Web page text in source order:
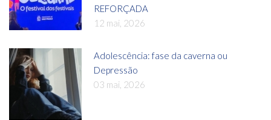
REFORÇADA
12 mai, 2026
Adolescência: fase da caverna ou
Depressão
03 mai, 2026